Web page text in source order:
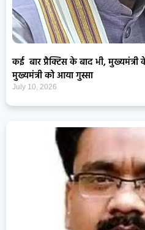
कई बार प्रैक्टिस के बाद भी, मुख्यमंत्री
मुख्यमंत्री को आया गुस्सा
July 10, 2026